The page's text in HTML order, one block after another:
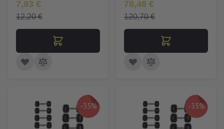
7,93 €
12,20 €
78,46 €
120,70 €
-35% -35%